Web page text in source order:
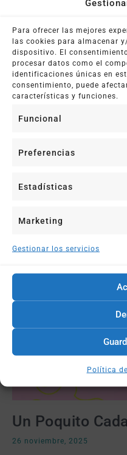
Para ofrecer las mejores
las cookies para almacenar
dispositivo. El
procesar datos como el
identificaciones únicas en
consentimiento, puede
características y funciones.
Funcional
Preferencias
Estadísticas
Marketing
Gestionar los servicios
Política
ANTERIOR
Me
Noticias
Un Poquito
26 noviembre, 2025